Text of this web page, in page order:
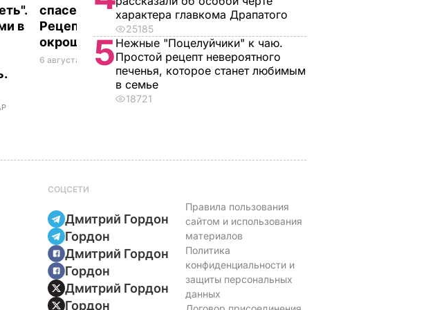
в
спасет в жару.
Рецепт вкуснейшей
окрошки
6 августа, 18.21БУЛЬВАР
снаружи и нежные
внутри". Самые
вкусные жареные
кабачки
6 августа, 18.09БУЛЬВАР
характера главкома Драпатого
25185
5Нежные "Поцелуйчики" к чаю.
Простой рецепт невероятного
печенья, которое станет любимым
в семье
18721
СОЦСЕТИ
Дмитрий Гордон
Гордон
Дмитрий Гордон
Гордон
Дмитрий Гордон
Гордон
Правила пользования
сайтом и использования
материалов
Политика
конфиденциальности и
защиты персональных
данных